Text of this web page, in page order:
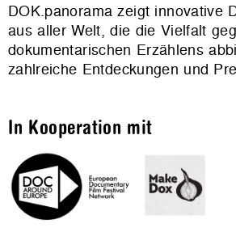
DOK.panorama zeigt innovative
aus aller Welt, die die Vielfalt
dokumentarischen Erzählens
zahlreiche Entdeckungen und
In Kooperation mit